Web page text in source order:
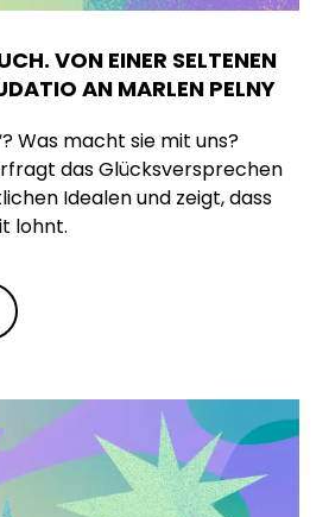
VON EINER SELTENEN
AN MARLEN PELNY
Was macht sie mit uns?
das Glücksversprechen
Idealen und zeigt, dass
lohnt.